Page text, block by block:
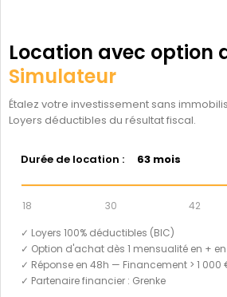
Location avec option
Simulateur
Étalez votre investissement sans
Loyers déductibles du résultat fiscal.
Durée de location : 63 mois
18 30 42
✓ Loyers 100% déductibles (BIC)
✓ Option d'achat dès 1 mensualité en +
✓ Réponse en 48h — Financement > 1 000
✓ Partenaire financier : Grenke